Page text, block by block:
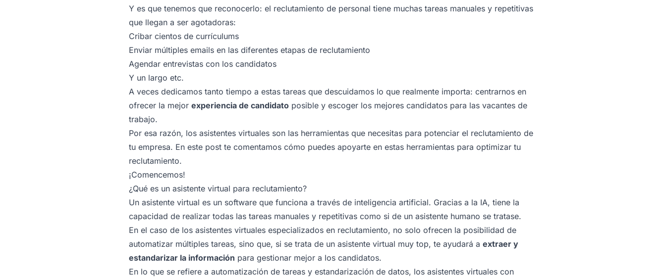
Y es que tenemos que reconocerlo: el reclutamiento de personal tiene muchas tareas manuales y repetitivas
que llegan a ser agotadoras:
Cribar cientos de currículums
Enviar múltiples emails en las diferentes etapas de reclutamiento
Agendar entrevistas con los candidatos
Y un largo etc.
A veces dedicamos tanto tiempo a estas tareas que descuidamos lo que realmente importa: centrarnos en
ofrecer la mejor experiencia de candidato posible y escoger los mejores candidatos para las vacantes de
trabajo.
Por esa razón, los asistentes virtuales son las herramientas que necesitas para potenciar el reclutamiento de
tu empresa. En este post te comentamos cómo puedes apoyarte en estas herramientas para optimizar tu
reclutamiento.
¡Comencemos!
¿Qué es un asistente virtual para reclutamiento?
Un asistente virtual es un software que funciona a través de inteligencia artificial. Gracias a la IA, tiene la
capacidad de realizar todas las tareas manuales y repetitivas como si de un asistente humano se tratase.
En el caso de los asistentes virtuales especializados en reclutamiento, no solo ofrecen la posibilidad de
automatizar múltiples tareas, sino que, si se trata de un asistente virtual muy top, te ayudará a extraer y
estandarizar la información para gestionar mejor a los candidatos.
En lo que se refiere a automatización de tareas y estandarización de datos, los asistentes virtuales con